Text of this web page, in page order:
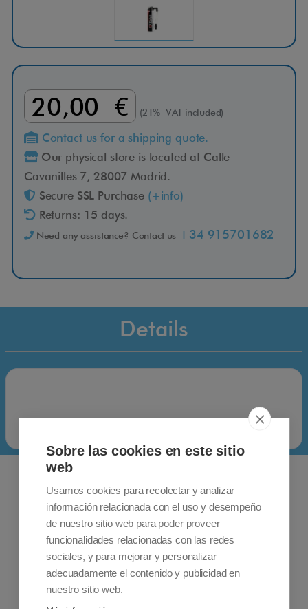
20,00 € (21% VAT included)
Contact us for a shipping quote.
Our physical store is located at Calle
Cavanilles 7, 28007 Madrid.
Secure SSL Purchase (+info)
Returns: 15 days.
Need any assistance? Contact us +34 915701682
Details
Contact information
+34 915 701 682
Sobre las cookies en este sitio
web
Usamos cookies para recolectar y analizar
información relacionada con el uso y desempeño
de nuestro sitio web para poder proveer
funcionalidades relacionadas con las redes
sociales, y para mejorar y personalizar
adecuadamente el contenido y publicidad en
nuestro sitio web.